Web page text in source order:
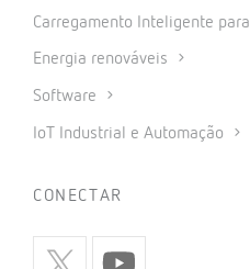
Carregamento Inteligente
Energia renováveis
Software
IoT Industrial e Automação
CONECTAR